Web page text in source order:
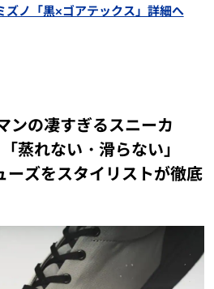
ズノ「黒×ゴアテックス」詳細へ
の凄すぎるスニーカ
蒸れない・滑らない」
ズをスタイリストが徹底